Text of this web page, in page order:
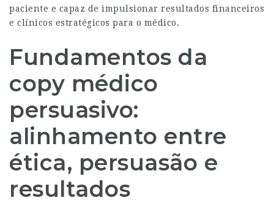
paciente e capaz de impulsionar resultados financeiros
e clínicos estratégicos para o médico.
Fundamentos da
copy médico
persuasivo:
alinhamento entre
ética, persuasão e
resultados